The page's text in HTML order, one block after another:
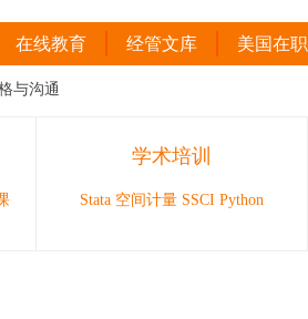
在线教育 经管文库 美国在
与沟通
学术培训
Stata 空间计量 SSCI Python